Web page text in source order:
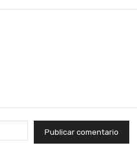
electrónico:*